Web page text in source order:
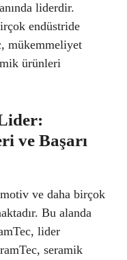
liderdir.
endüstride
mükemmeliyet
ürünleri
ve Başarı
ve daha birçok
Bu alanda
lider
seramik